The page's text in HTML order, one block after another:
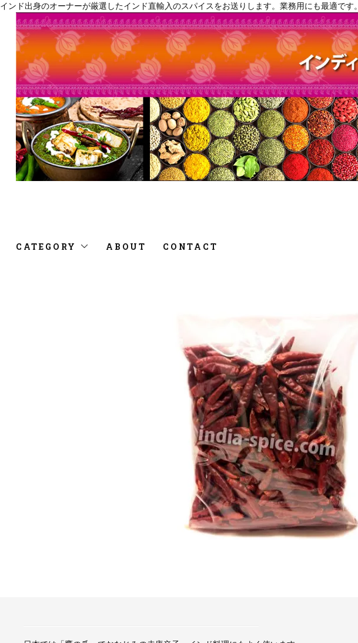
インド出身のオーナーが厳選したインド直輸入のスパイスをお送りします。業務用にも最適です。
CATEGORY ABOUT CONTACT